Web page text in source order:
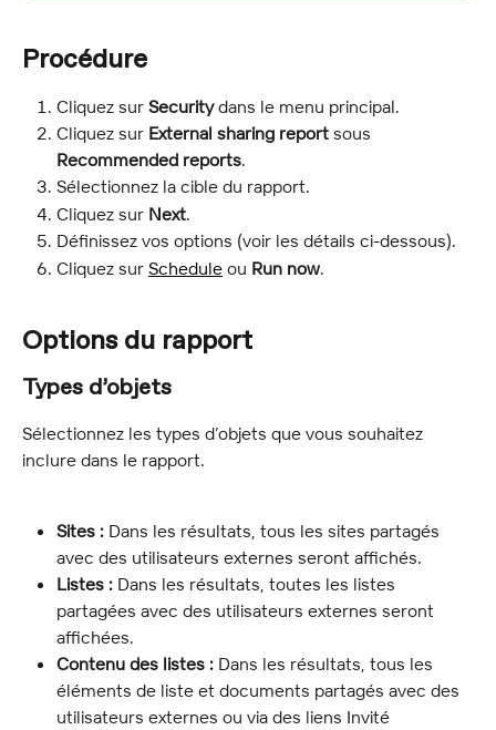
Procédure
Cliquez sur Security dans le menu principal.
Cliquez sur External sharing report sous
Recommended reports.
Sélectionnez la cible du rapport.
Cliquez sur Next.
Définissez vos options (voir les détails ci-dessous).
Cliquez sur Schedule ou Run now.
Options du rapport
Types d’objets
Sélectionnez les types d’objets que vous souhaitez
inclure dans le rapport.
Sites : Dans les résultats, tous les sites partagés
avec des utilisateurs externes seront affichés.
Listes : Dans les résultats, toutes les listes
partagées avec des utilisateurs externes seront
affichées.
Contenu des listes : Dans les résultats, tous les
éléments de liste et documents partagés avec des
utilisateurs externes ou via des liens Invité